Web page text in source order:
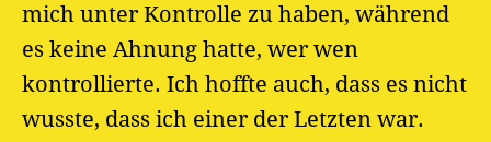
mich unter Kontrolle zu haben, während
es keine Ahnung hatte, wer wen
kontrollierte. Ich hoffte auch, dass es nicht
wusste, dass ich einer der Letzten war.